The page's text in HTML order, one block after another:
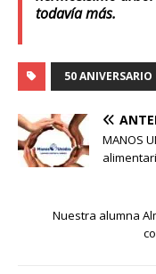
todavía más.
50 ANIVERSARIO
MANOS
Nuestra alumna